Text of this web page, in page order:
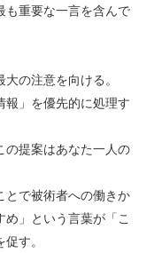
も重要な一言を含んで
の注意を向ける。
報」を優先的に処理す
の提案はあなた一人の
とで被術者への働きか
」という言葉が「こ
す。